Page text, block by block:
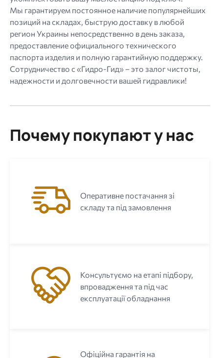
Мы гарантируем постоянное наличие популярнейших
позиций на складах, быструю доставку в любой
регион Украины непосредственно в день заказа,
предоставление официального технического
паспорта изделия и полную гарантийную поддержку.
Сотрудничество с «Гидро-Гид» – это залог чистоты,
надежности и долговечности вашей гидравлики!
Почему покупают у нас
Оперативне постачання зі
складу та під замовлення
Консультуємо на етапі підбору,
впровадження та під час
експлуатації обладнання
Офіційна гарантія на